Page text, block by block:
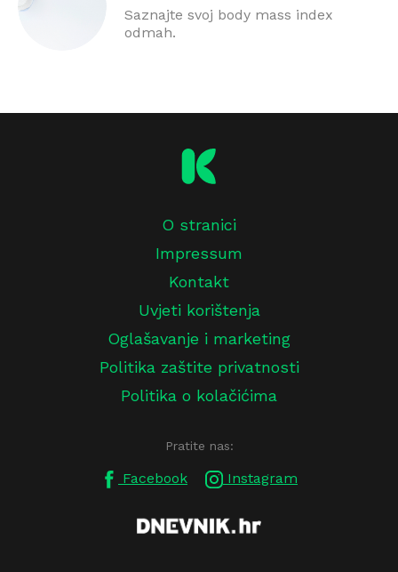
Saznajte svoj body mass index
odmah.
O stranici
Impressum
Kontakt
Uvjeti korištenja
Oglašavanje i marketing
Politika zaštite privatnosti
Politika o kolačićima
Pratite nas:
Facebook Instagram